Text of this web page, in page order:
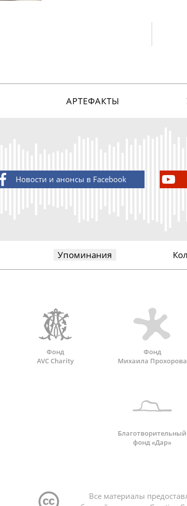
АРТЕФАКТЫ
Новости и анонсы в Facebook
Упоминания
Фонд
AVC Charity
Фонд
Михаила Прохорова
Благотворительный
фонд «Дар»
Все материалы